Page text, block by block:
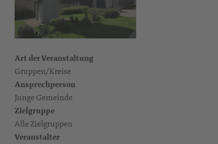
Art der Veranstaltung
Gruppen/Kreise
Ansprechperson
Junge Gemeinde
Zielgruppe
Alle Zielgruppen
Veranstalter